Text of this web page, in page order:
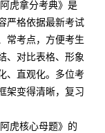
虎拿分考典》是
严格依据最新考试
常考点，方便考生
、对比表格、形象
、直观化。多位考
架变得清晰，复习
虎核心母题》的